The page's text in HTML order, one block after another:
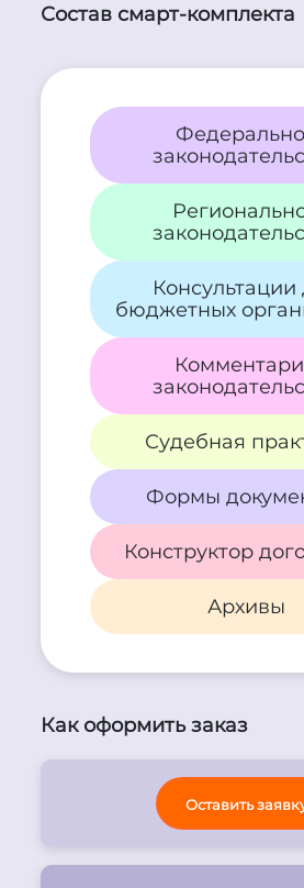
Состав смарт-комплекта
Консультации
бюджетных
Судебная
Формы
Конструктор
Архивы
Как оформить заказ
Оставить